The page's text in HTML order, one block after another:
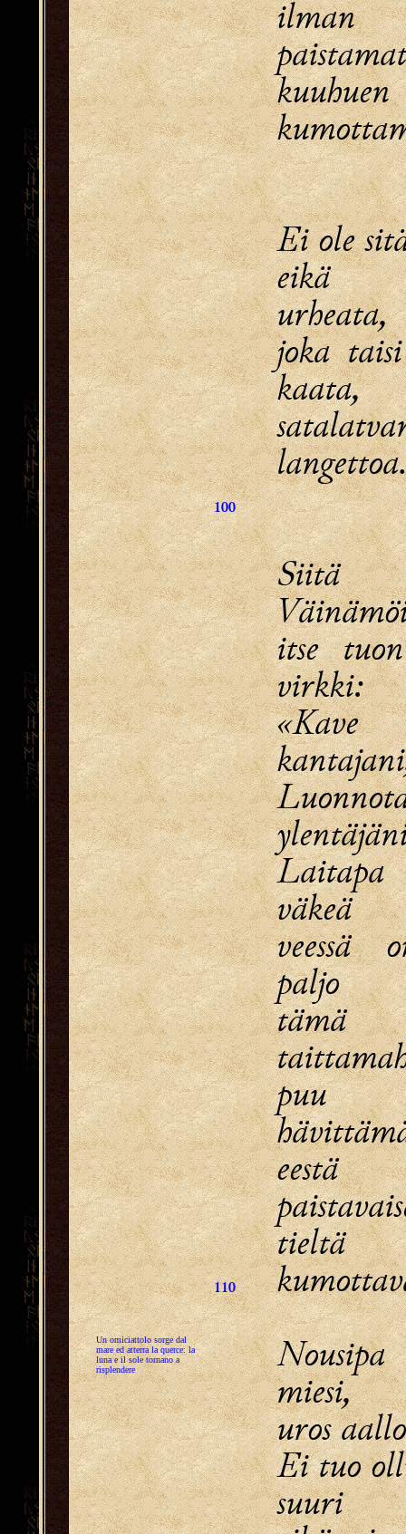
ilman
kuuhuen
100
Ei ole
eikä
urheata,
joka
kaata,
110
Siitä
itse
virkki:
väkeä
veessä
paljo
tämä
puu
eestä
tieltä
Un omiciattolo sorge dal
mare ed atterra la querce: la
luna e il sole tornano a
risplendere
miesi,
uros
Ei tuo
suuri